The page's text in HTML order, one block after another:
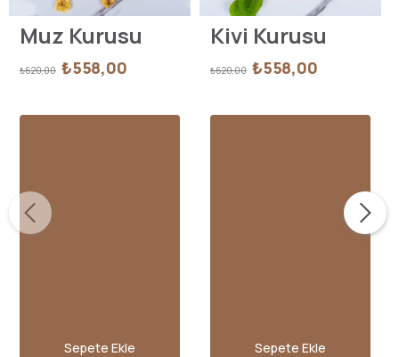
Muz Kurusu
₺620,00 ₺558,00
Sepete Ekle
Kivi Kurusu
₺620,00 ₺558,00
Sepete Ekle